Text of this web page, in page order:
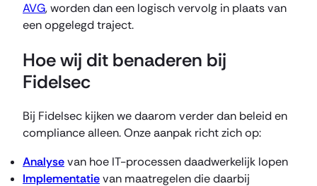
AVG, worden dan een logisch vervolg in plaats van
een opgelegd traject.
Hoe wij dit benaderen bij
Fidelsec
Bij Fidelsec kijken we daarom verder dan beleid en
compliance alleen. Onze aanpak richt zich op:
Analysevan hoe IT-processen daadwerkelijk lopen
Implementatievan maatregelen die daarbij